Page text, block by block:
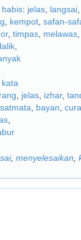
habis: jelas langsai
kempot safan-
, timpas melawas
jelas izhar,
bayan
, menyelesaikan